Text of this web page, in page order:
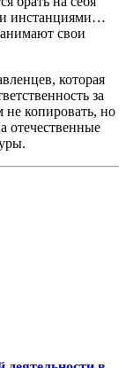
инстанциями…
свои
которая
за
копировать, но
отечественные